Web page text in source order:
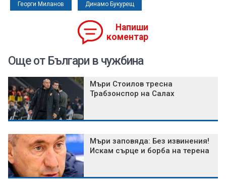
Георги Миланов Динамо Букурещ
Напиши
коментар
Още от Българи в чужбина
Мъри Стоилов тресна
Трабзонспор на Салах
Мъри заповяда: Без извинения!
Искам сърце и борба на терена